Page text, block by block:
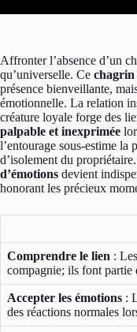
Affronter l’absence d’un
qu’universelle. Ce chagrin
présence bienveillante,
émotionnelle. La relation
créature loyale forge des
palpable et inexprimée
l’entourage sous-estime la
d’isolement du
d’émotions devient
honorant les précieux
Comprendre le lien :
compagnie; ils font partie
Accepter les émotions :
des réactions normales